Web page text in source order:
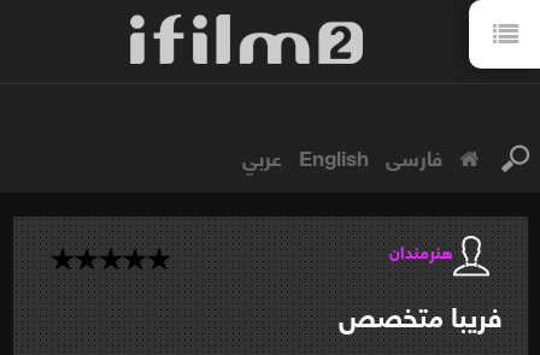
فارسی English عربي
هنرمندان
فریبامتخصص